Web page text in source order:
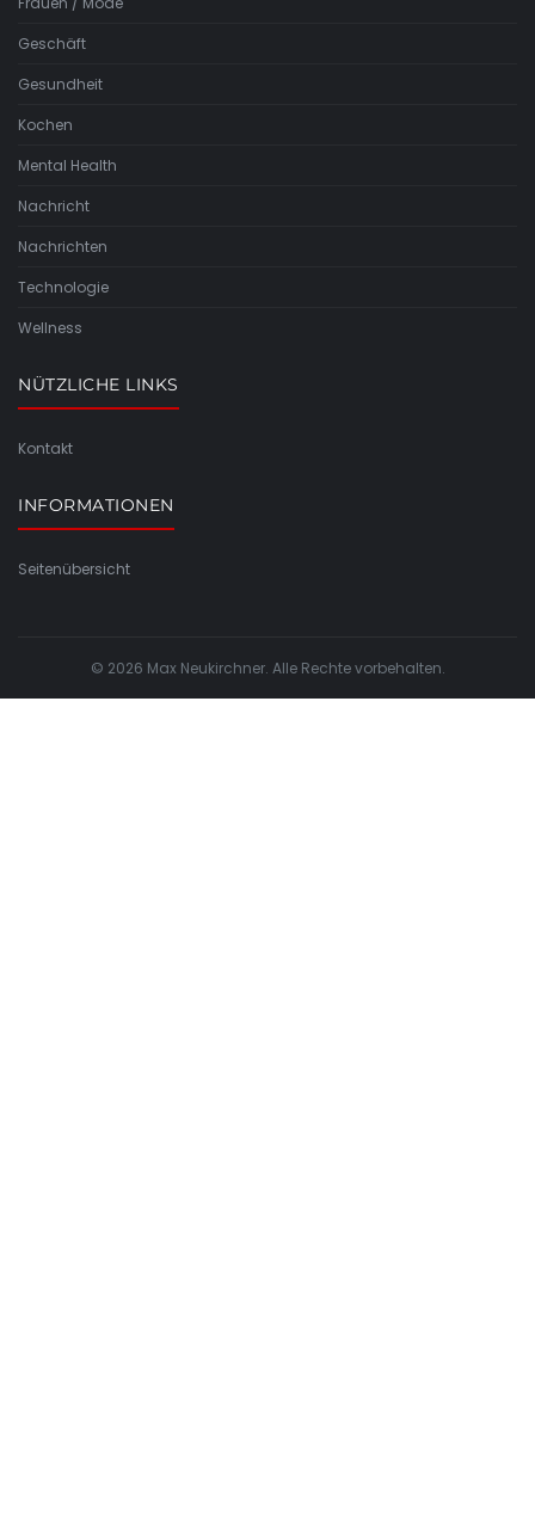
Geschäft
Gesundheit
Kochen
Mental Health
Nachricht
Nachrichten
Technologie
Wellness
NÜTZLICHE LINKS
Kontakt
INFORMATIONEN
Seitenübersicht
© 2026 Max Neukirchner. Alle Rechte vorbehalten.